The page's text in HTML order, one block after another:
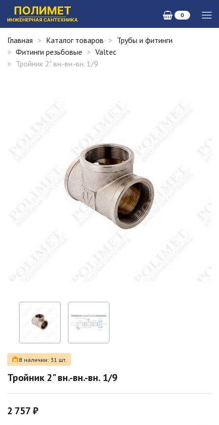
0
Главная Каталог товаров
Трубы и фитинги
Фитинги резьбовые
Valtec
Тройник 2" вн.-вн.-вн. 1/9
В наличии: 31 шт.
Тройник 2" вн.-вн.-вн. 1/9
2 757 ₽